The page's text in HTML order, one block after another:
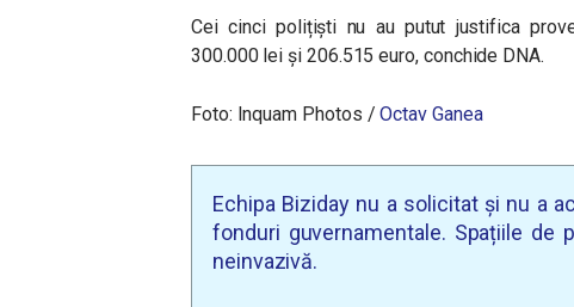
Cei cinci polițiști nu au putut justifica
300.000 lei și 206.515 euro, conchide DNA.
Foto: Inquam Photos /Octav Ganea
Echipa Biziday nu a solicitat și nu a
fonduri guvernamentale. Spațiile de
neinvazivă.